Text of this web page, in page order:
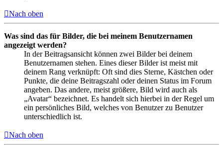
Nach oben
Was sind das für Bilder, die bei meinem Benutzernamen
angezeigt werden?
In der Beitragsansicht können zwei Bilder bei deinem
Benutzernamen stehen. Eines dieser Bilder ist meist mit
deinem Rang verknüpft: Oft sind dies Sterne, Kästchen oder
Punkte, die deine Beitragszahl oder deinen Status im Forum
angeben. Das andere, meist größere, Bild wird auch als
„Avatar“ bezeichnet. Es handelt sich hierbei in der Regel um
ein persönliches Bild, welches von Benutzer zu Benutzer
unterschiedlich ist.
Nach oben